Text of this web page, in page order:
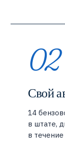
02
Свой
14
в штате,
в